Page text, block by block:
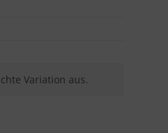
Variation aus.